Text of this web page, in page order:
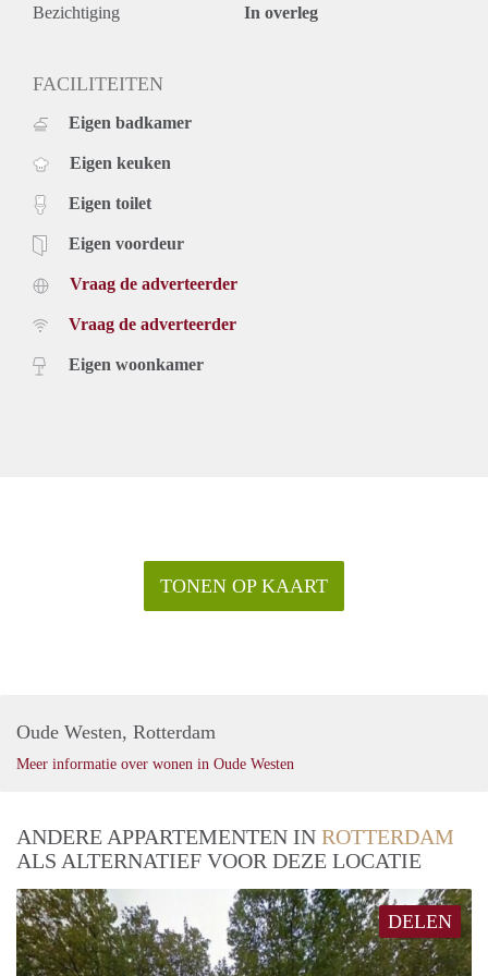
Bezichtiging In overleg
FACILITEITEN
Eigen badkamer
Eigen keuken
Eigen toilet
Eigen voordeur
Vraag de adverteerder
Vraag de adverteerder
Eigen woonkamer
TONEN OP KAART
Oude Westen, Rotterdam
Meer informatie over wonen in Oude Westen
ANDERE APPARTEMENTEN IN ROTTERDAM
ALS ALTERNATIEF VOOR DEZE LOCATIE
DELEN